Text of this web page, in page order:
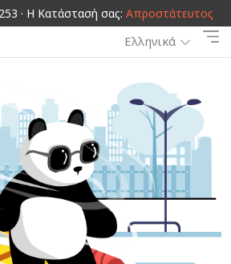
· Η Κατάστασή σας: Απροστάτευτος
Ελληνικά